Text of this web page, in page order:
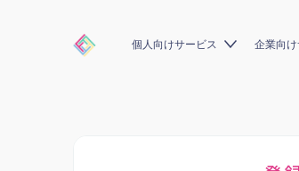
個人向けサービス 企業向け